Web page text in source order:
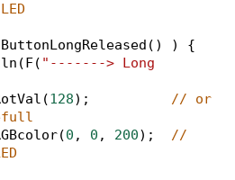
() ) {
(F( "-------> Long
(128);
// or
(0 , 0 , 200); //